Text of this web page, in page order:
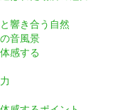
響き合う自然
音風景
感する